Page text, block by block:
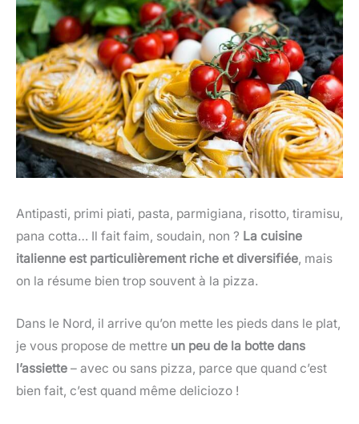
Antipasti, primi piati, pasta, parmigiana, risotto, tiramisu,
pana cotta… Il fait faim, soudain, non ? La cuisine
italienne est particulièrement riche et diversifiée, mais
on la résume bien trop souvent à la pizza.
Dans le Nord, il arrive qu’on mette les pieds dans le plat,
je vous propose de mettre un peu de la botte dans
l’assiette – avec ou sans pizza, parce que quand c’est
bien fait, c’est quand même deliciozo !